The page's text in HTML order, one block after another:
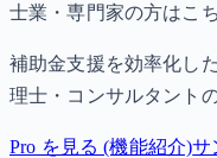
士業・専門家の方はこ
補助金支援を効率化し
理士・コンサルタント
Pro を見る (機能紹介)サ